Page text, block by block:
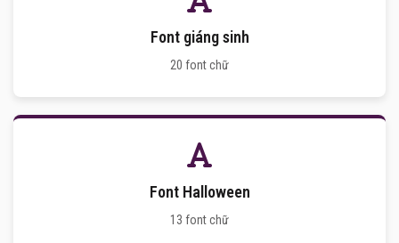
Font giáng sinh
20 font chữ
Font Halloween
13 font chữ